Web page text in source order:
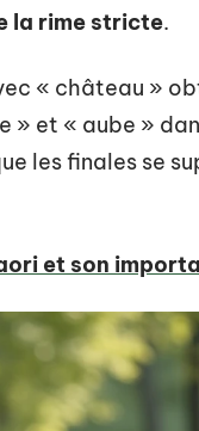
la rime stricte.
« château »
et « aube »
les finales se
et son